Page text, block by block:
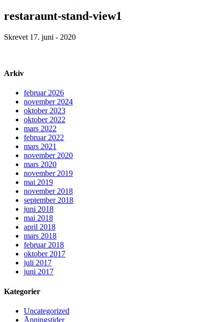
restaraunt-stand-view1
Skrevet 17. juni - 2020
Arkiv
februar 2026
november 2024
oktober 2023
oktober 2022
mars 2022
februar 2022
mars 2021
november 2020
mars 2020
november 2019
mai 2019
november 2018
september 2018
juni 2018
mai 2018
april 2018
mars 2018
februar 2018
oktober 2017
juli 2017
juni 2017
Kategorier
Uncategorized
Åpningstider